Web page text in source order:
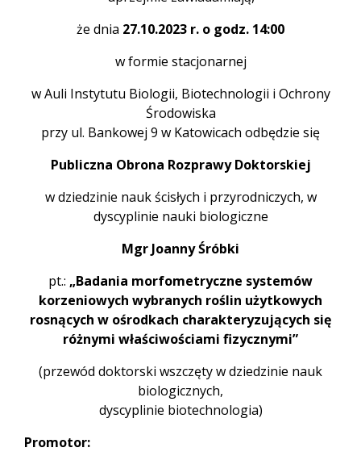
że dnia 27.10.2023 r. o godz. 14:00
w formie stacjonarnej
w Auli Instytutu Biologii, Biotechnologii i Ochrony
Środowiska
przy ul. Bankowej 9 w Katowicach odbędzie się
Publiczna Obrona Rozprawy Doktorskiej
w dziedzinie nauk ścisłych i przyrodniczych, w
dyscyplinie nauki biologiczne
Mgr Joanny Śróbki
pt.: „Badania morfometryczne systemów
korzeniowych wybranych roślin użytkowych
rosnących w ośrodkach charakteryzujących się
różnymi właściwościami fizycznymi”
(przewód doktorski wszczęty w dziedzinie nauk
biologicznych,
dyscyplinie biotechnologia)
Promotor: